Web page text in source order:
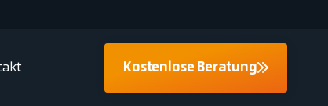
Kostenlose Beratung